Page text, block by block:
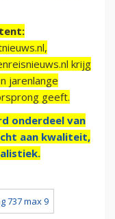
krijg
jarenlange
geeft.
onderdeel van
aan kwaliteit,
737 max 9